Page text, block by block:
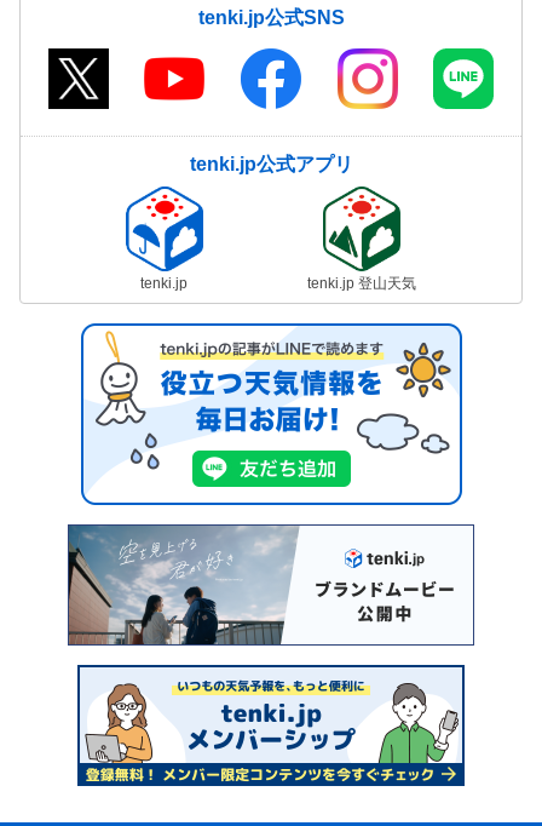
tenki.jp公式SNS
tenki.jp公式アプリ
tenki.jp tenki.jp 登山天気